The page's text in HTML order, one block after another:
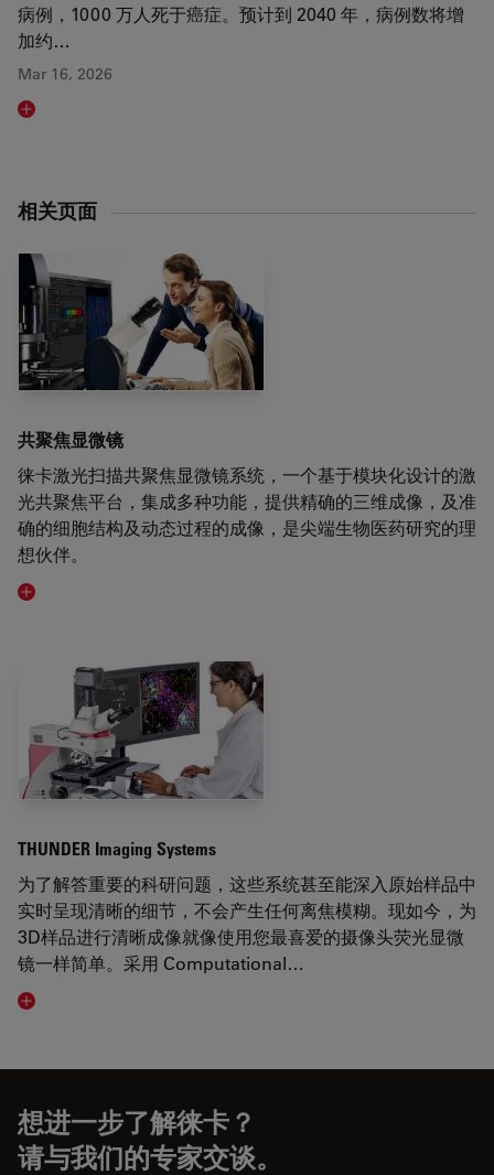
病例，1000 万人死于癌症。预计到 2040 年，病例数将增
加约…
Mar 16, 2026
Read article
相关页面
共聚焦显微镜
徕卡激光扫描共聚焦显微镜系统，一个基于模块化设计的激
光共聚焦平台，集成多种功能，提供精确的三维成像，及准
确的细胞结构及动态过程的成像，是尖端生物医药研究的理
想伙伴。
Visit related page
THUNDER Imaging Systems
为了解答重要的科研问题，这些系统甚至能深入原始样品中
实时呈现清晰的细节，不会产生任何离焦模糊。现如今，为
3D样品进行清晰成像就像使用您最喜爱的摄像头荧光显微
镜一样简单。采用 Computational…
Visit related page
想进一步了解徕卡？
请与我们的专家交谈。